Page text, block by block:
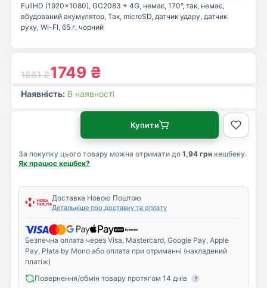
1881₴1749 ₴
FullHD (1920×1080), GC2083 + 4G, немає, 170°, так, немає,
вбудований акумулятор, Так, microSD, датчик удару, датчик
руху, Wi-FI, 65 г, чорний
Наявність: В наявності
За покупку цього товару можна отримати до 1,94 грн кешбеку.
Як працює кешбек?
Купити
Доставка Новою Поштою
Детальніше про доставку та оплату
Безпечна оплата через Visa, Mastercard, Google Pay, Apple
Pay, Plata by Mono або оплата при отриманні (накладений
платіж)
Повернення/обмін товару протягом 14 днів
?